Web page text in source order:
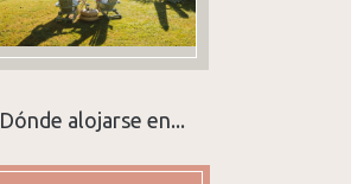
Dónde alojarse en...